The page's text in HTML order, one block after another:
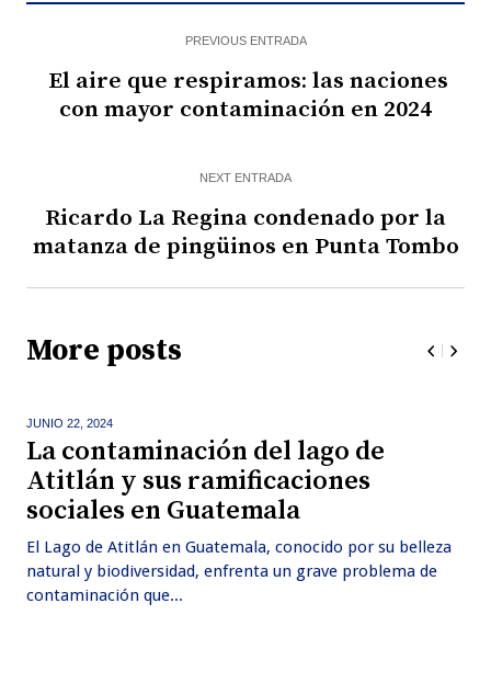
PREVIOUS ENTRADA
El aire que respiramos: las naciones
con mayor contaminación en 2024
NEXT ENTRADA
Ricardo La Regina condenado por la
matanza de pingüinos en Punta Tombo
More posts
JUNIO 22,2024
La contaminación del lago de
Atitlán y sus ramificaciones
sociales en Guatemala
El Lago de Atitlán en Guatemala, conocido por su belleza
natural y biodiversidad, enfrenta un grave problema de
contaminación que...